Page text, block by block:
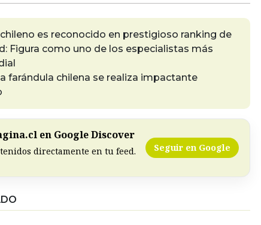
es reconocido en prestigioso ranking de
Figura como uno de los especialistas más
farándula chilena se realiza impactante
en Google Discover
directamente en tu feed. Seguir en Google